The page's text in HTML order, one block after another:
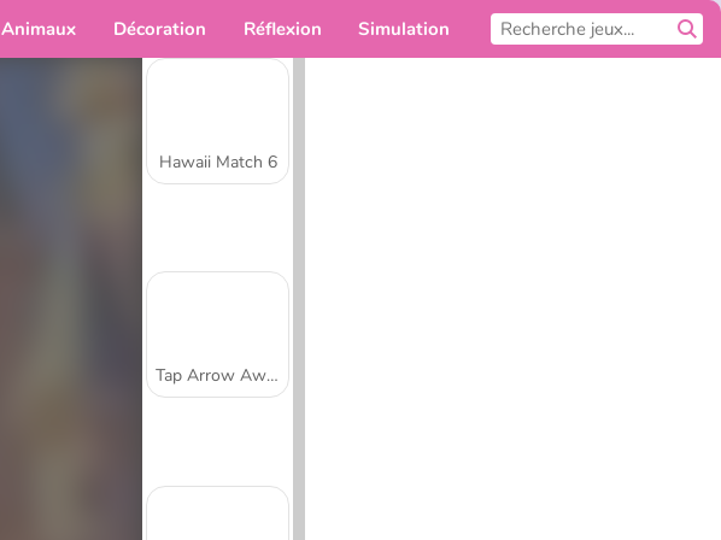
Animaux Décoration Réflexion Simulation
Hawaii Match 6
Tap Arrow Away